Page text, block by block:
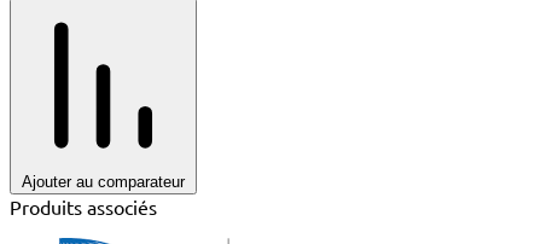
Ajouter au comparateur
Produits associés